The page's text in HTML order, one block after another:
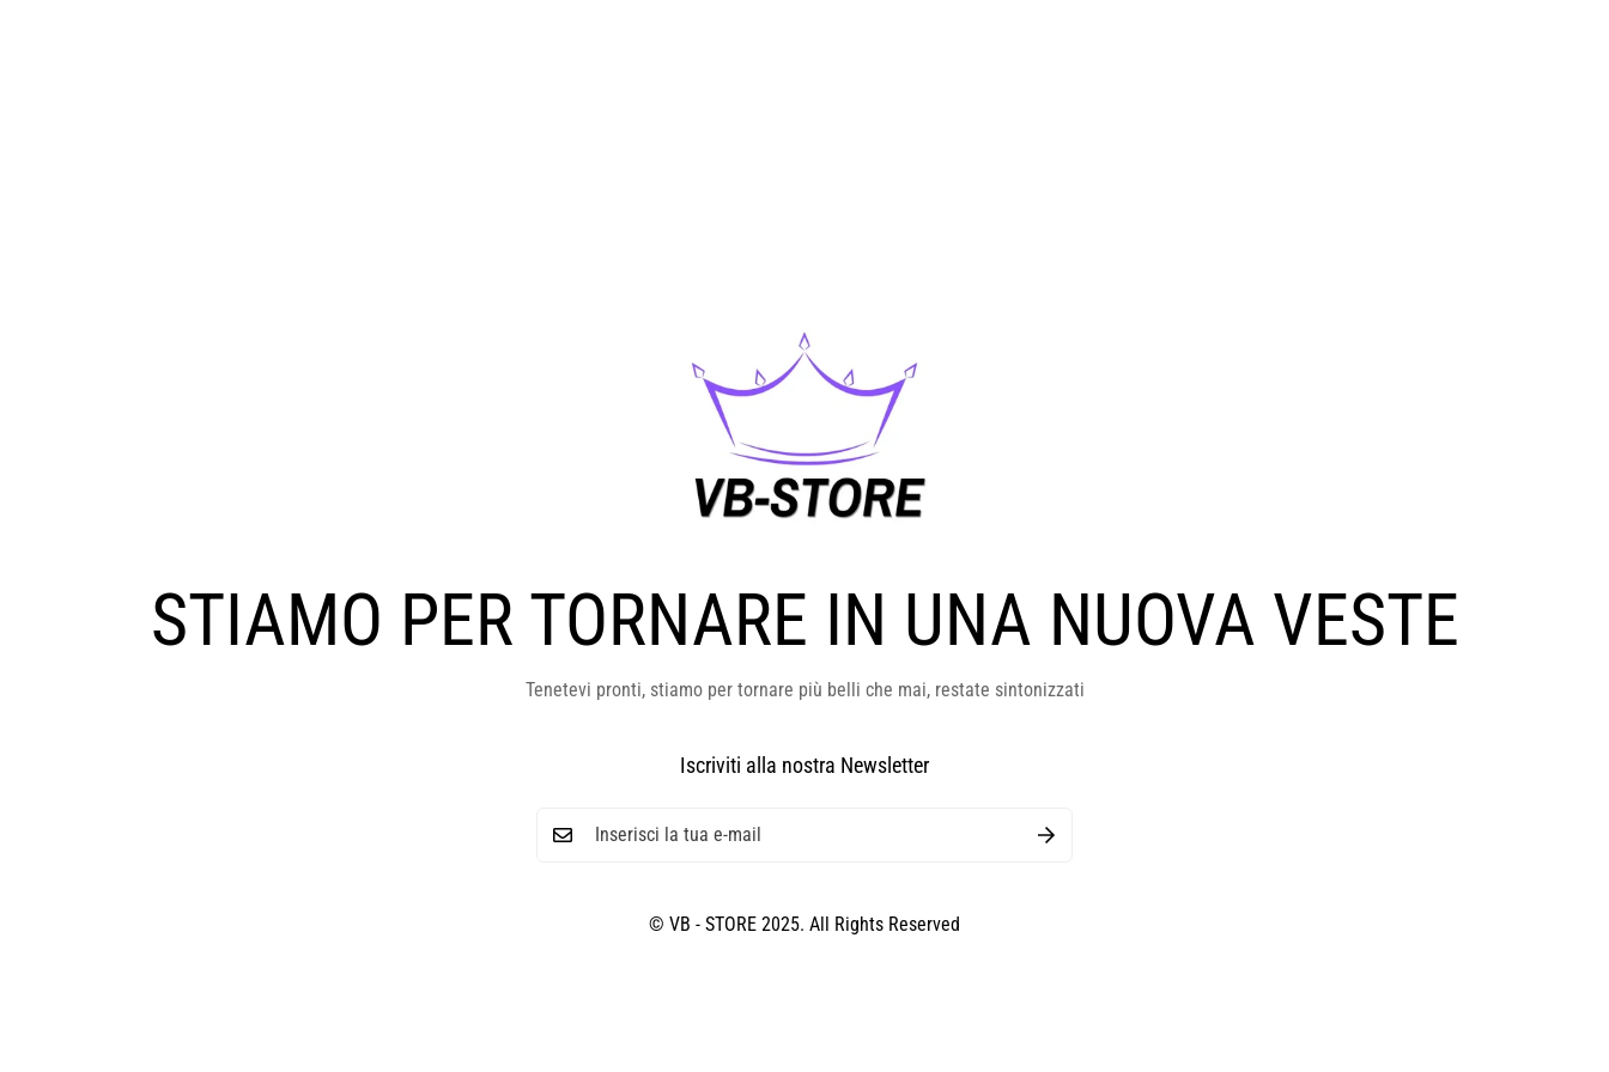
STIAMO PER TORNARE IN UNA NUOVA VESTE
Tenetevi pronti, stiamo per tornare più belli che mai, restate sintonizzati
Iscriviti alla nostra Newsletter
© VB - STORE 2025. All Rights Reserved